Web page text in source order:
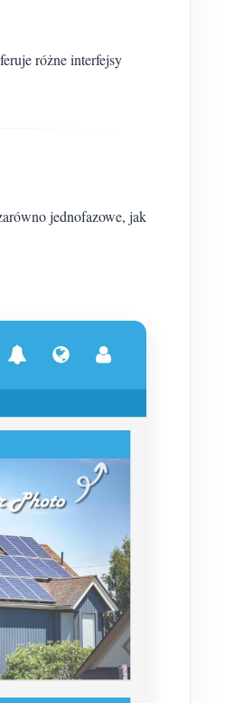
różne interfejsy
jednofazowe, jak